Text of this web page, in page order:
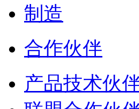
制造
合作伙伴
产品技术伙